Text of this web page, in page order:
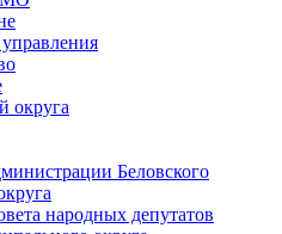
округа
Беловского
народных депутатов